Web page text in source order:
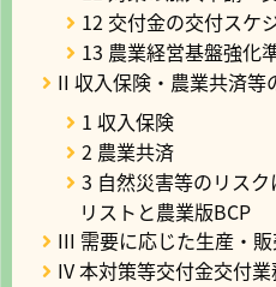
12 交付金の交付スケ
13 農業経営基盤強化
II 収入保険・農業共済等
1 収入保険
2 農業共済
3 自然災害等のリス
リストと農業版BCP
III 需要に応じた生産・
IV 本対策等交付金交付